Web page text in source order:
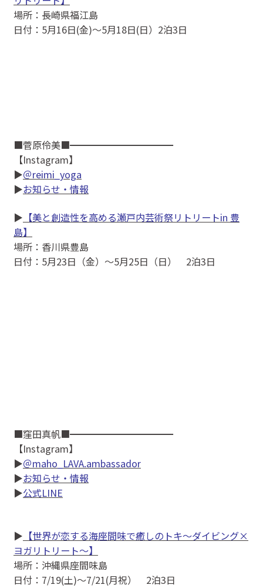
場所：長崎県福江島
日付：5月16日(金)〜5月18日(日）2泊3日
■菅原伶美■━━━━━━━━━━━
【Instagram】
▶＠reimi_yoga
▶お知らせ・情報
▶ 【美と創造性を高める瀬戸内芸術祭リトリートin 豊
島】
場所：香川県豊島
日付：5月23日（金）～5月25日（日） 2泊3日
■窪田真帆■━━━━━━━━━━━
【Instagram】
▶＠maho_LAVA.ambassador
▶お知らせ・情報
▶公式LINE
▶ 【世界が恋する海座間味で癒しのトキ～ダイビング×
ヨガリトリート～】
場所：沖縄県座間味島
日付：7/19(土)〜7/21(月祝） 2泊3日